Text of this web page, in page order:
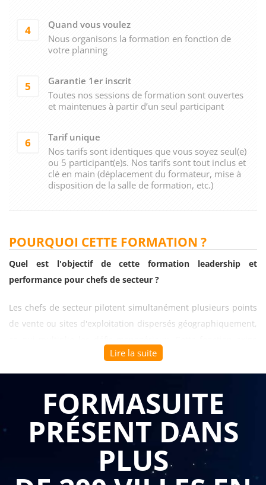
4
Quand vous voulez
Nous organisons la formation en fonction de
votre planning
5
Garantie 1er inscrit
Toutes nos sessions de formation sont ouvertes
et maintenues à partir d’un seul participant
6
Tarif unique
Nos tarifs sont identiques que vous soyez seul(e)
ou 5 participant(e)s. Nos tarifs sont tout inclus et
clé en main (déplacement du formateur, mise à
disposition de la salle de formation, etc.)
POURQUOI CETTE FORMATION ?
Quel est l'objectif de cette formation leadership et
performance pour chefs de secteur ?
Les chefs de secteur pilotent simultanément plusieurs points
de vente ou sites d'exploitation dispersés géographiquement,
une capacité à fédérer des équipes à distance, à harmoniser
les pratiques tout en respectant les spécificités locales, et à
l'ensemble du périmètre. Laformation leadership et
performance pour chefs de secteur
compétences stratégiques et relationnelles indispensables
pour transformer cette complexité territoriale en avantage
Lire la suite
FORMASUITE
PRÉSENT DANS
PLUS